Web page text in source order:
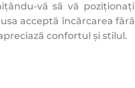
vă să vă
acceptă încărcarea
confortul și stilul.